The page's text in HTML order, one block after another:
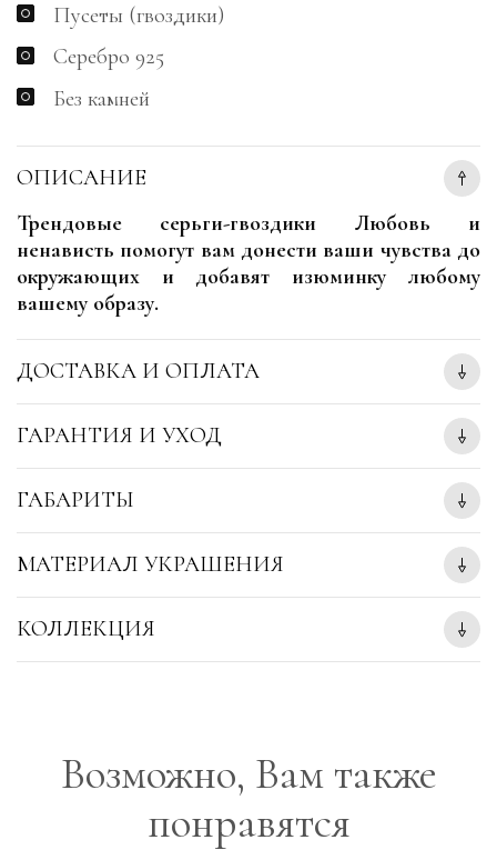
Пусеты (гвоздики)
Серебро 925
Без камней
ОПИСАНИЕ
Трендовые серьги-гвоздики Любовь и
ненависть помогут вам донести ваши чувства до
окружающих и добавят изюминку любому
вашему образу.
ДОСТАВКА И ОПЛАТА
ГАРАНТИЯ И УХОД
ГАБАРИТЫ
МАТЕРИАЛ УКРАШЕНИЯ
КОЛЛЕКЦИЯ
Возможно, Вам также
понравятся